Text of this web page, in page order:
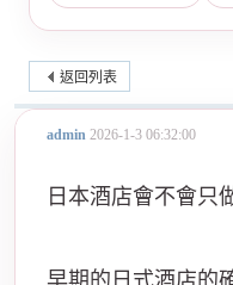
返回列表
admin 2026-1-3 06:32:00
日本酒店會不會只
早期的日式酒店的